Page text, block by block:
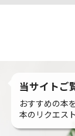
当サイトご
おすすめの本
本のリクエス